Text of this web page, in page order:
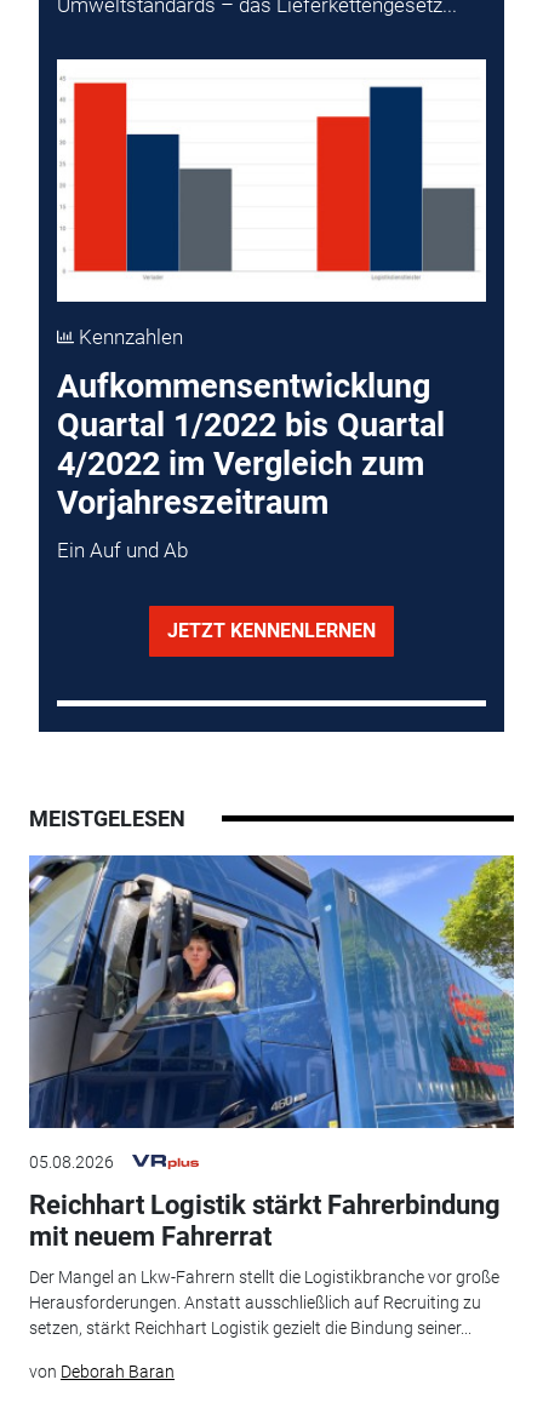
Kennzahlen
Aufkommensentwicklung
Quartal 1/2022 bis Quartal
4/2022 im Vergleich zum
Vorjahreszeitraum
Ein Auf und Ab
JETZT KENNENLERNEN
MEISTGELESEN
05.08.2026
Reichhart Logistik stärkt Fahrerbindung
mit neuem Fahrerrat
Der Mangel an Lkw-Fahrern stellt die Logistikbranche vor große
Herausforderungen. Anstatt ausschließlich auf Recruiting zu
setzen, stärkt Reichhart Logistik gezielt die Bindung seiner...
von Deborah Baran